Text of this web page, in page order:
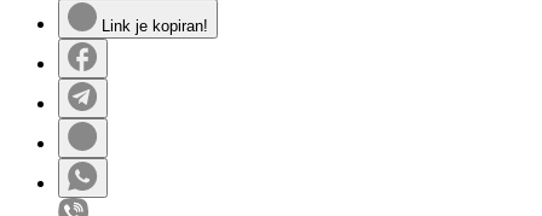
Link je kopiran!